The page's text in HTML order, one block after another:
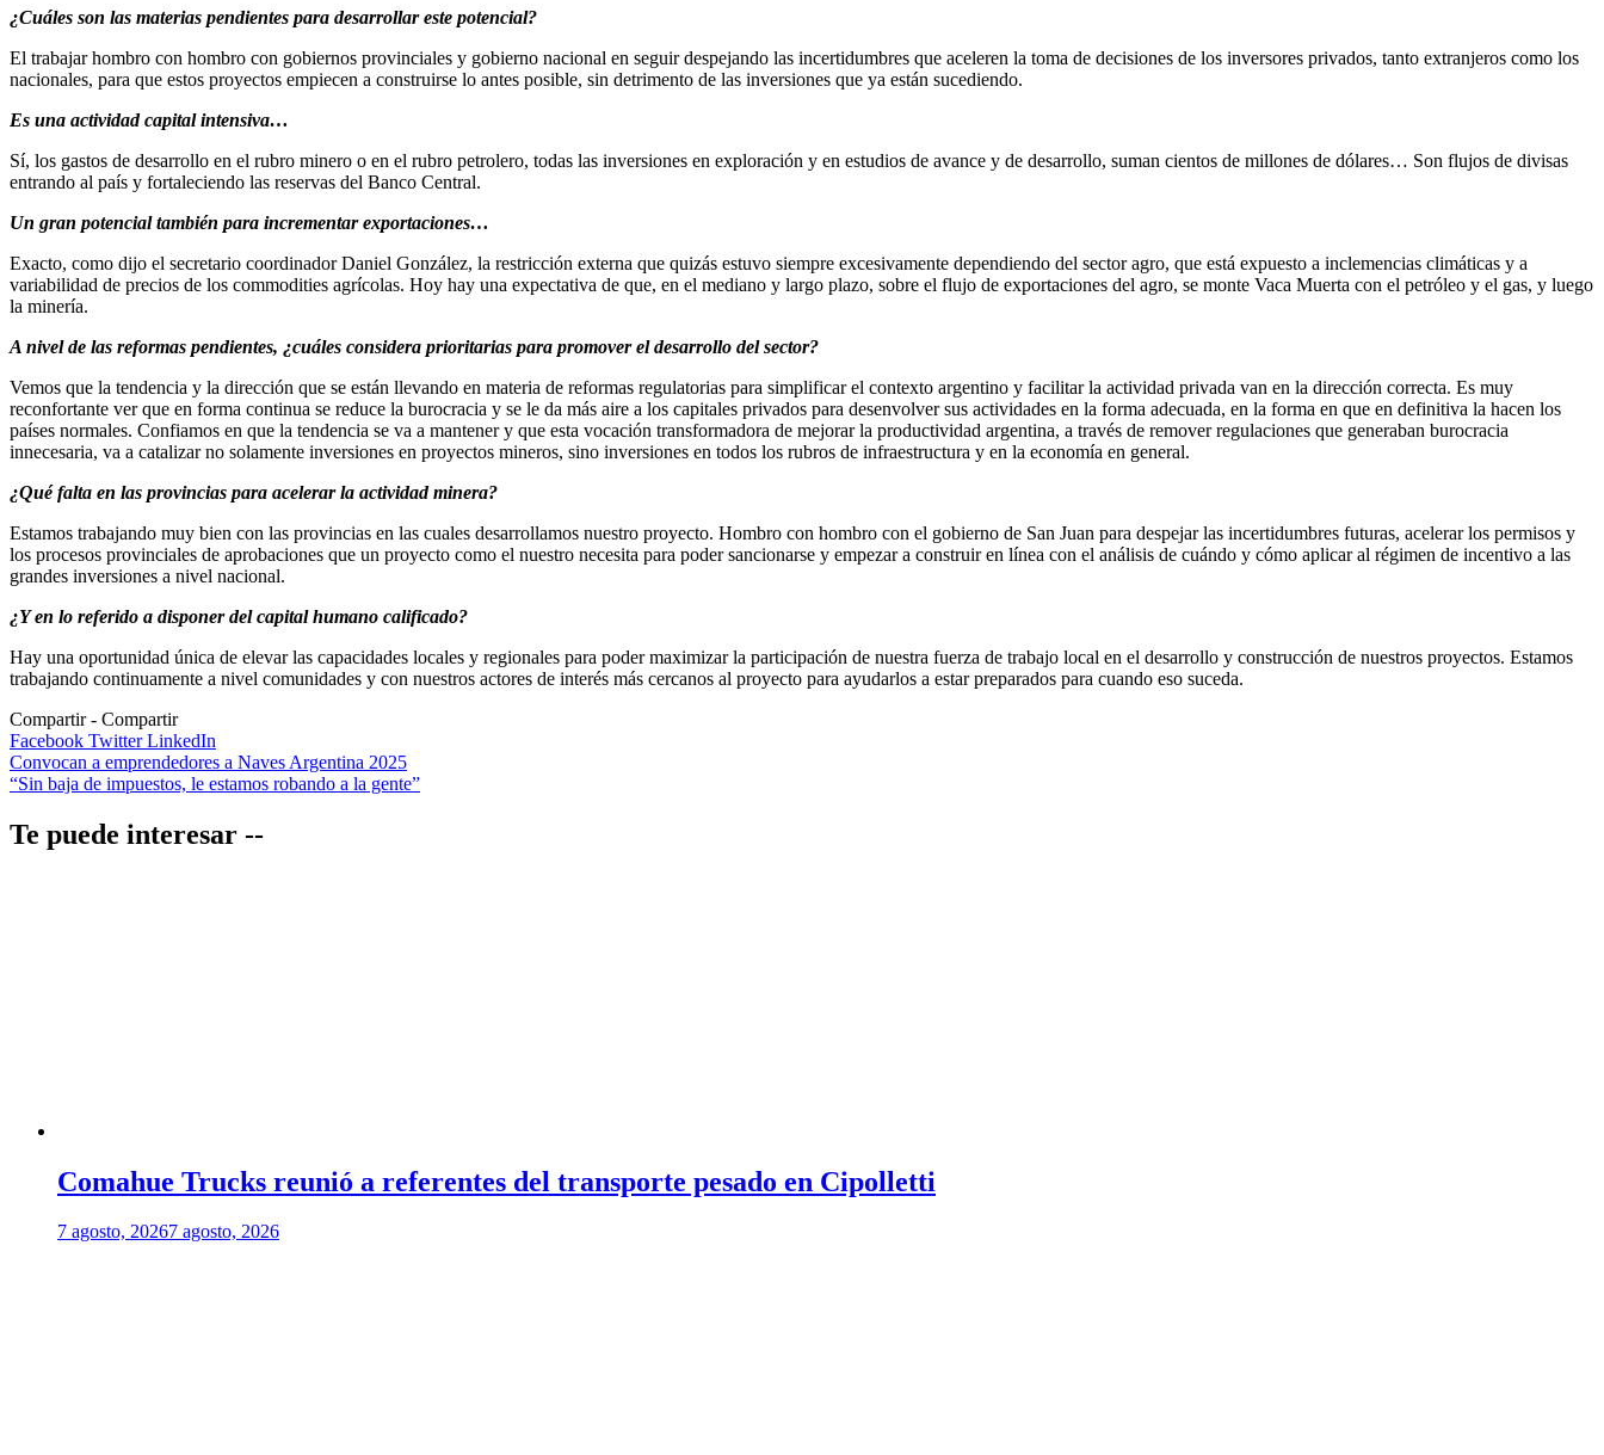
¿Cuáles son las materias pendientes para desarrollar este potencial?
El trabajar hombro con hombro con gobiernos provinciales y gobierno nacional en seguir despejando las incertidumbres que aceleren la toma de decisiones de los inversores privados, tanto extranjeros como los
nacionales, para que estos proyectos empiecen a construirse lo antes posible, sin detrimento de las inversiones que ya están sucediendo.
Es una actividad capital intensiva…
Sí, los gastos de desarrollo en el rubro minero o en el rubro petrolero, todas las inversiones en exploración y en estudios de avance y de desarrollo, suman cientos de millones de dólares… Son flujos de divisas
entrando al país y fortaleciendo las reservas del Banco Central.
Un gran potencial también para incrementar exportaciones…
Exacto, como dijo el secretario coordinador Daniel González, la restricción externa que quizás estuvo siempre excesivamente dependiendo del sector agro, que está expuesto a inclemencias climáticas y a
variabilidad de precios de los commodities agrícolas. Hoy hay una expectativa de que, en el mediano y largo plazo, sobre el flujo de exportaciones del agro, se monte Vaca Muerta con el petróleo y el gas, y luego
la minería.
A nivel de las reformas pendientes, ¿cuáles considera prioritarias para promover el desarrollo del sector?
Vemos que la tendencia y la dirección que se están llevando en materia de reformas regulatorias para simplificar el contexto argentino y facilitar la actividad privada van en la dirección correcta. Es muy
reconfortante ver que en forma continua se reduce la burocracia y se le da más aire a los capitales privados para desenvolver sus actividades en la forma adecuada, en la forma en que en definitiva la hacen los
países normales. Confiamos en que la tendencia se va a mantener y que esta vocación transformadora de mejorar la productividad argentina, a través de remover regulaciones que generaban burocracia
innecesaria, va a catalizar no solamente inversiones en proyectos mineros, sino inversiones en todos los rubros de infraestructura y en la economía en general.
¿Qué falta en las provincias para acelerar la actividad minera?
Estamos trabajando muy bien con las provincias en las cuales desarrollamos nuestro proyecto. Hombro con hombro con el gobierno de San Juan para despejar las incertidumbres futuras, acelerar los permisos y
los procesos provinciales de aprobaciones que un proyecto como el nuestro necesita para poder sancionarse y empezar a construir en línea con el análisis de cuándo y cómo aplicar al régimen de incentivo a las
grandes inversiones a nivel nacional.
¿Y en lo referido a disponer del capital humano calificado?
Hay una oportunidad única de elevar las capacidades locales y regionales para poder maximizar la participación de nuestra fuerza de trabajo local en el desarrollo y construcción de nuestros proyectos. Estamos
trabajando continuamente a nivel comunidades y con nuestros actores de interés más cercanos al proyecto para ayudarlos a estar preparados para cuando eso suceda.
Compartir
Facebook TwitterLinkedIn
Navegación
de
entradas
Convocan a emprendedores a Naves Argentina 2025
“Sin baja de impuestos, le estamos robando a la gente”
Te puede interesar --
Comahue Trucks reunió a referentes del transporte pesado en Cipolletti
7 agosto, 20267 agosto, 2026